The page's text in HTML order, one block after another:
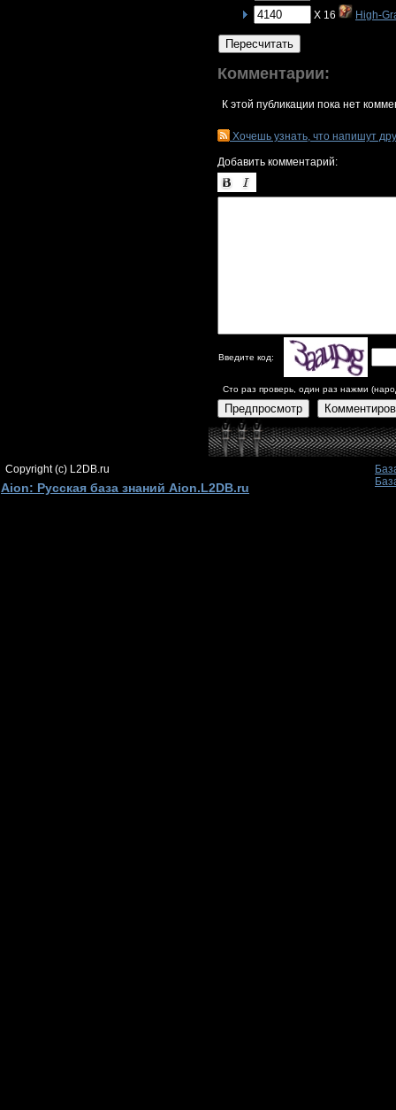
X 16
High-
Пересчитать
Комментарии:
К этой публикации пока нет
Хочешь узнать, что напишут
Добавить комментарий:
Введите код:
Сто раз проверь, один раз нажми
Предпросмотр
Copyright (c) L2DB.ru
Aion: Русская база знаний Aion.L2DB.ru